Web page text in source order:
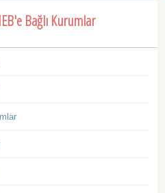
Bağlı Kurumlar